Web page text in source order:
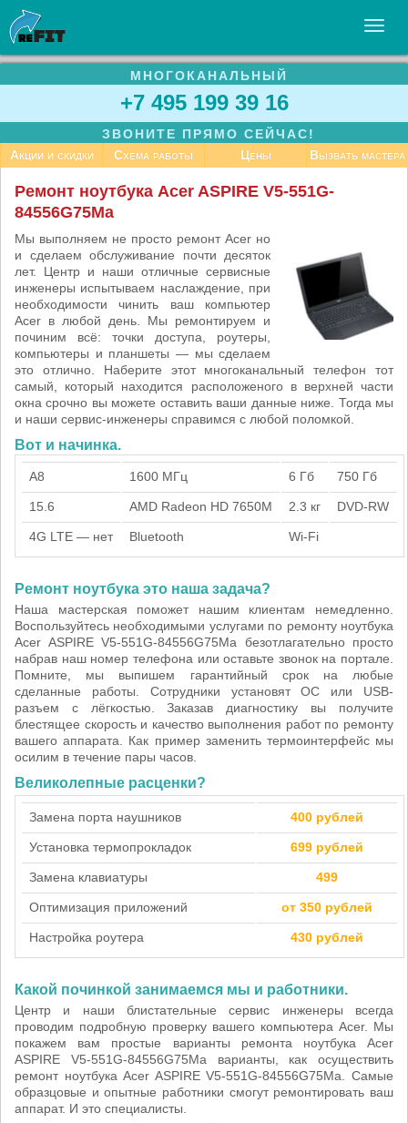
УСЛУГИ
БИЗНЕСУ
СТАТЬИ
МНОГОКАНАЛЬНЫЙ
+7 495 199 39 16
ЗВОНИТЕ ПРЯМО СЕЙЧАС!
Акции и скидки
Схема работы Цены Вызвать мастера
Ремонт ноутбука Acer ASPIRE V5-551G-
84556G75Ma
Мы выполняем не просто ремонт Acer но
и сделаем обслуживание почти десяток
лет. Центр и наши отличные сервисные
инженеры испытываем наслаждение, при
необходимости чинить ваш компьютер
Acer в любой день. Мы ремонтируем и
починим всё: точки доступа, роутеры,
компьютеры и планшеты — мы сделаем
это отлично. Наберите этот многоканальный телефон тот
самый, который находится расположеного в верхней части
окна срочно вы можете оставить ваши данные ниже. Тогда мы
и наши сервис-инженеры справимся с любой поломкой.
Вот и начинка.
A8 1600 МГц 6 Гб 750 Гб
15.6 AMD Radeon HD 7650M 2.3 кг DVD-RW
4G LTE — нет Bluetooth Wi-Fi
Ремонт ноутбука это наша задача?
Наша мастерская поможет нашим клиентам немедленно.
Воспользуйтесь необходимыми услугами по ремонту ноутбука
Acer ASPIRE V5-551G-84556G75Ma безотлагательно просто
набрав наш номер телефона или оставьте звонок на портале.
Помните, мы выпишем гарантийный срок на любые
сделанные работы. Сотрудники установят ОС или USB-
разъем с лёгкостью. Заказав диагностику вы получите
блестящее скорость и качество выполнения работ по ремонту
вашего аппарата. Как пример заменить термоинтерфейс мы
осилим в течение пары часов.
Великолепные расценки?
Замена порта наушников 400 рублей
Установка термопрокладок 699 рублей
Замена клавиатуры 499
Оптимизация приложений от 350 рублей
Настройка роутера 430 рублей
Какой починкой занимаемся мы и работники.
Центр и наши блистательные сервис инженеры всегда
проводим подробную проверку вашего компьютера Acer. Мы
покажем вам простые варианты ремонта ноутбука Acer
ASPIRE V5-551G-84556G75Ma варианты, как осуществить
ремонт ноутбука Acer ASPIRE V5-551G-84556G75Ma. Самые
образцовые и опытные работники смогут ремонтировать ваш
аппарат. И это специалисты.